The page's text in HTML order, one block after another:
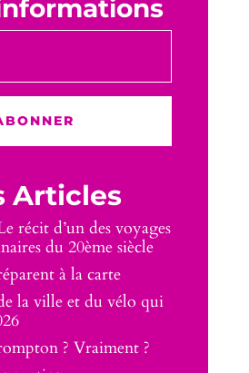
Articles
récit d’un des voyages
du 20ème siècle
à la carte
la ville et du vélo qui
? Vraiment ?